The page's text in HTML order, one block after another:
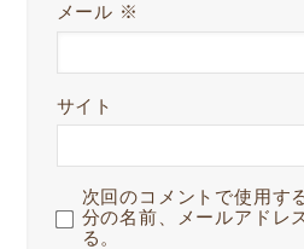
メール ※
サイト
次回のコメントで使用す
分の名前、メールアドレ
る。